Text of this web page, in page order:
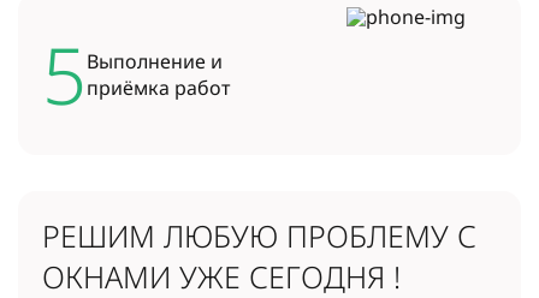
5Выполнение и
приёмка работ
РЕШИМ ЛЮБУЮ ПРОБЛЕМУ С
ОКНАМИ УЖЕ СЕГОДНЯ !